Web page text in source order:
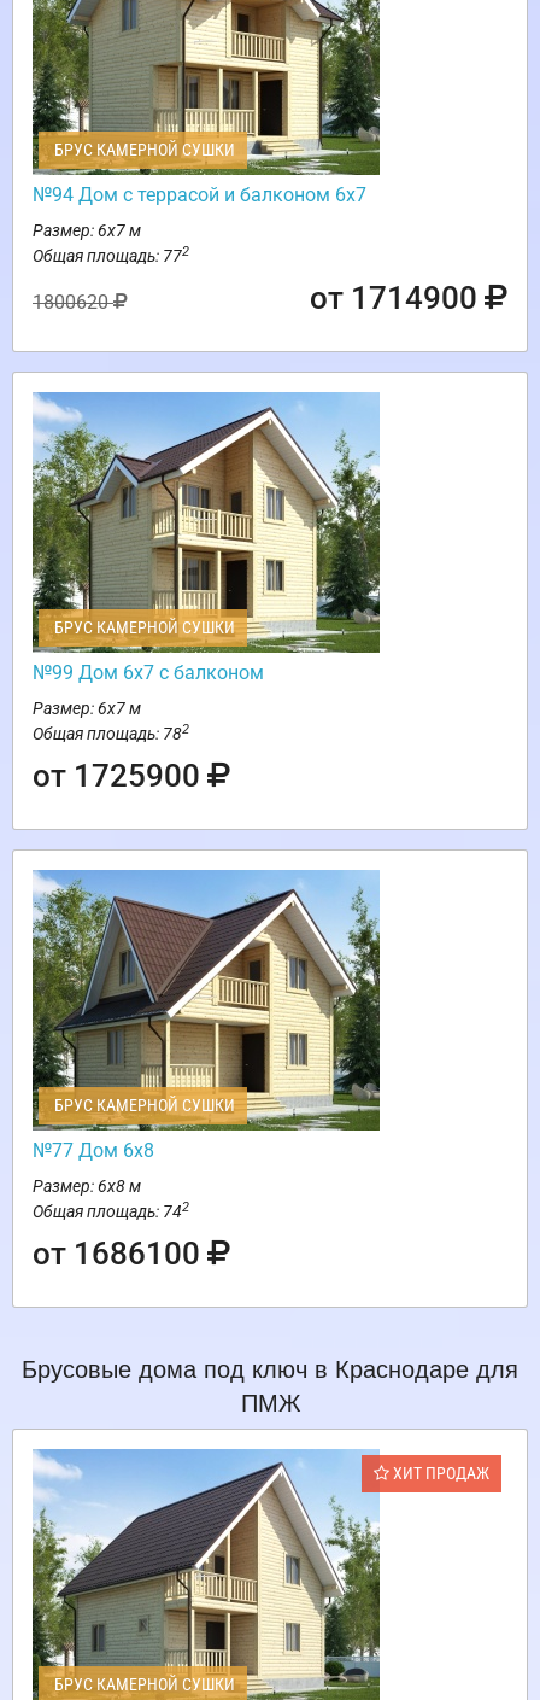
БРУС КАМЕРНОЙ СУШКИ
№94 Дом с террасой и балконом 6х7
Размер: 6х7 м
Общая площадь: 772
1800620 от 1714900
БРУС КАМЕРНОЙ СУШКИ
№99 Дом 6х7 с балконом
Размер: 6х7 м
Общая площадь: 782
от 1725900
БРУС КАМЕРНОЙ СУШКИ
№77 Дом 6х8
Размер: 6х8 м
Общая площадь: 742
от 1686100
Брусовые дома под ключ в Краснодаре для
ПМЖ
ХИТ ПРОДАЖ
БРУС КАМЕРНОЙ СУШКИ